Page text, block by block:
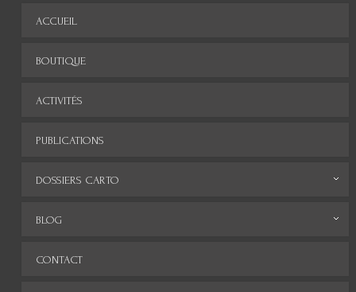
ACCUEIL
BOUTIQUE
ACTIVITÉS
PUBLICATIONS
DOSSIERS CARTO
Monde
BLOG
Archives
CONTACT